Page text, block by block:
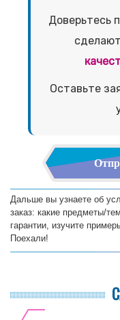
Доверьтесь
Оставьте
Дальше вы узнаете об
заказ: какие предметы/
гарантии, изучите
Поехали!